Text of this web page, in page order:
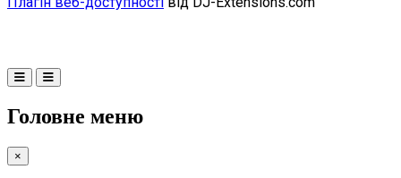
Головне меню
×